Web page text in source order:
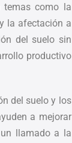
temas como la
la afectación a
del suelo sin
productivo
del suelo y los
a mejorar
llamado a la